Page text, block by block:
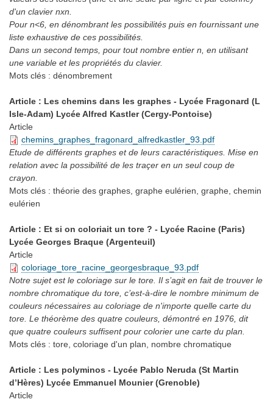
d'un clavier nxn.
Pour n<6, en dénombrant les possibilités puis en fournissant une
liste exhaustive de ces possibilités.
Dans un second temps, pour tout nombre entier n, en utilisant
une variable et les propriétés du clavier.
Mots clés : dénombrement
Article : Les chemins dans les graphes - Lycée Fragonard (L
Isle-Adam) Lycée Alfred Kastler (Cergy-Pontoise)
Article
chemins_graphes_fragonard_alfredkastler_93.pdf
Etude de différents graphes et de leurs caractéristiques. Mise en
relation avec la possibilité de les traçer en un seul coup de
crayon.
Mots clés : théorie des graphes, graphe eulérien, graphe, chemin
eulérien
Article : Et si on coloriait un tore ? - Lycée Racine (Paris)
Lycée Georges Braque (Argenteuil)
Article
coloriage_tore_racine_georgesbraque_93.pdf
Notre sujet est le coloriage sur le tore. Il s’agit en fait de trouver le
nombre chromatique du tore, c’est-à-dire le nombre minimum de
couleurs nécessaires au coloriage de n'importe quelle carte du
tore. Le théorème des quatre couleurs, démontré en 1976, dit
que quatre couleurs suffisent pour colorier une carte du plan.
Mots clés : tore, coloriage d'un plan, nombre chromatique
Article : Les polyminos - Lycée Pablo Neruda (St Martin
d’Hères) Lycée Emmanuel Mounier (Grenoble)
Article